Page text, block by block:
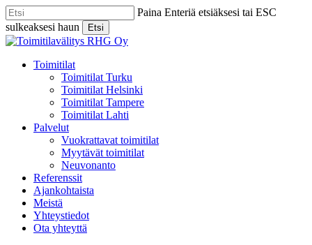
Skip
to
main
content
Paina Enteriä etsiäksesi tai ESC
sulkeaksesi haun
Etsi
Close
Menu
Toimitilat
Toimitilat Turku
Toimitilat Helsinki
Toimitilat Tampere
Toimitilat Lahti
Palvelut
Vuokrattavat toimitilat
Myytävät toimitilat
Neuvonanto
Referenssit
Ajankohtaista
Meistä
Yhteystiedot
Ota yhteyttä